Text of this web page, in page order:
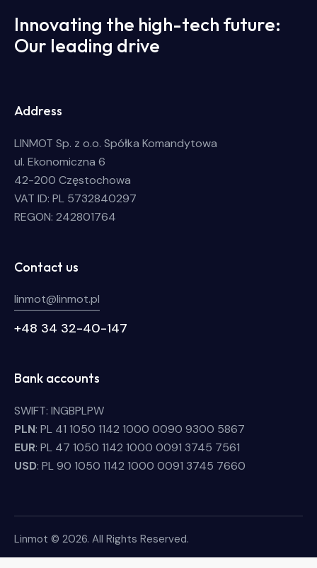
Innovating the high-tech future:
Our leading drive
Address
LINMOT Sp. z o.o. Spółka Komandytowa
ul. Ekonomiczna 6
42-200 Częstochowa
VAT ID: PL 5732840297
REGON: 242801764
Contact us
linmot@linmot.pl
+48 34 32-40-147
Bank accounts
SWIFT: INGBPLPW
PLN: PL 41 1050 1142 1000 0090 9300 5867
EUR: PL 47 1050 1142 1000 0091 3745 7561
USD: PL 90 1050 1142 1000 0091 3745 7660
Linmot © 2026. All Rights Reserved.